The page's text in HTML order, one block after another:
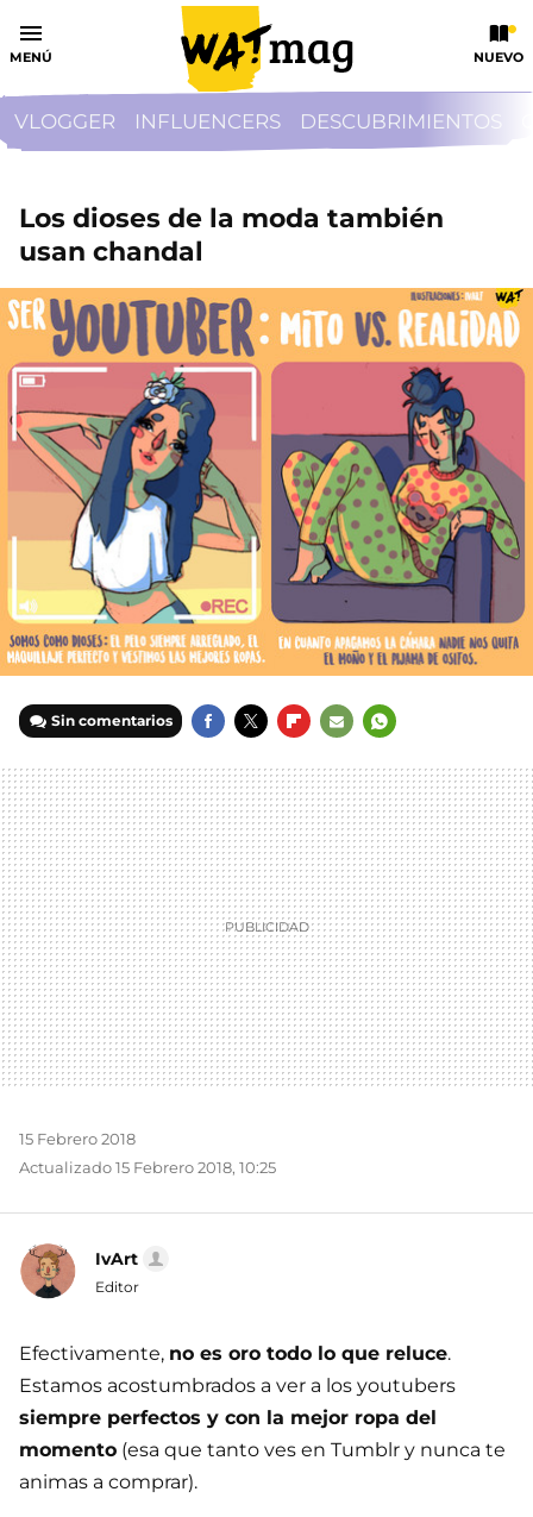
MENÚ NUEVO
VLOGGER INFLUENCERS DESCUBRIMIENTOS
Los dioses de la moda también
usan chandal
Sin comentarios
MAIL
15 Febrero 2018
Actualizado 15 Febrero 2018, 10:25
IvArt
Editor
Efectivamente, no es oro todo lo que reluce.
Estamos acostumbrados a ver a los youtubers
siempre perfectos y con la mejor ropa del
momento (esa que tanto ves en Tumblr y nunca te
animas a comprar).